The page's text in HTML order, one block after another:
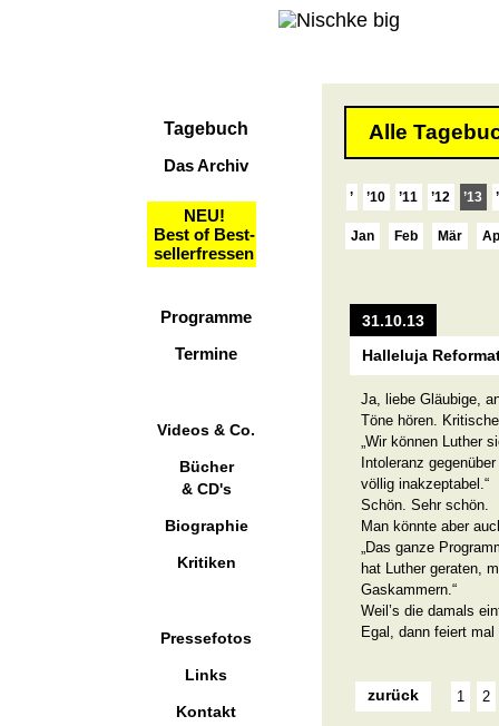
Tagebuch
Das Archiv
NEU!
Best of Best-
sellerfressen
Programme
Termine
Videos & Co.
Bücher
& CD's
Biographie
Kritiken
Pressefotos
Links
Kontakt
Alle
’ ’10 ’11 ’12 ’13
Jan Feb Mär
31.10.13
Halleluja
Ja, liebe Gläubige,
Töne hören.
„Wir können Luther
Intoleranz
völlig inakzeptabel.“
Schön. Sehr schön.
Man könnte aber
„Das ganze
hat Luther geraten,
Gaskammern.“
Weil’s die damals
Egal, dann feiert
zurück 1 2